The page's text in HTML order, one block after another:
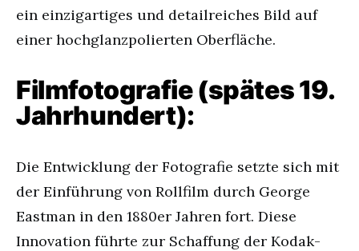
ein einzigartiges und detailreiches Bild auf
einer hochglanzpolierten Oberfläche.
Filmfotografie (spätes 19.
Jahrhundert):
Die Entwicklung der Fotografie setzte sich mit
der Einführung von Rollfilm durch George
Eastman in den 1880er Jahren fort. Diese
Innovation führte zur Schaffung der Kodak-